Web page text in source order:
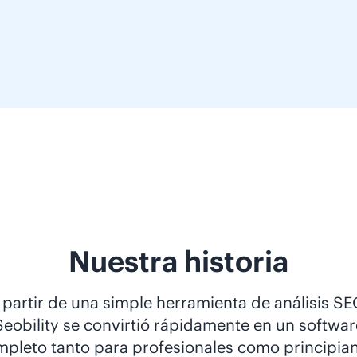
Nuestra historia
partir de una simple herramienta de análisis
se convirtió rápidamente en un
tanto para profesionales como